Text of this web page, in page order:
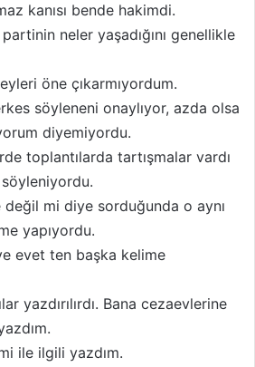
kanısı bende hakimdi.
neler yaşadığını genellikle
öne çıkarmıyordum.
söyleneni onaylıyor, azda olsa
diyemiyordu.
toplantılarda tartışmalar vardı
değil mi diye sorduğunda o aynı
yapıyordu.
evet ten başka kelime
yazdırılırdı. Bana cezaevlerine
ile ilgili yazdım.